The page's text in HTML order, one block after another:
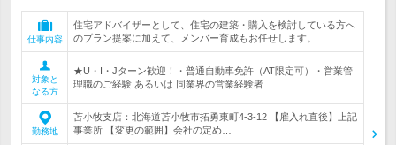
仕事内容
住宅アドバイザーとして、住宅の建築・購入を検討している方へ
のプラン提案に加えて、メンバー育成もお任せします。
対象と
なる方
★U・I・Jターン歓迎！・普通自動車免許（AT限定可）・営業管
理職のご経験 あるいは 同業界の営業経験者
勤務地
苫小牧支店：北海道苫小牧市拓勇東町4-3-12 【雇入れ直後】上記
事業所 【変更の範囲】会社の定め…